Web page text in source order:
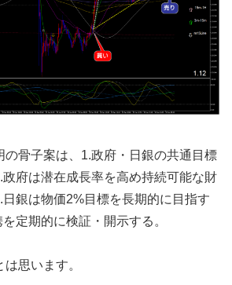
の骨子案は、1.政府・日銀の共通目標
府は潜在成長率を高め持続可能な財
銀は物価2%目標を長期的に目指す
定期的に検証・開示する。
思います。